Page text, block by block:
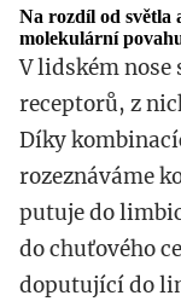
Na rozdíl od světla
molekulární
V lidském
receptorů, z
Díky
rozeznáváme
putuje do
do chuťového
doputující do